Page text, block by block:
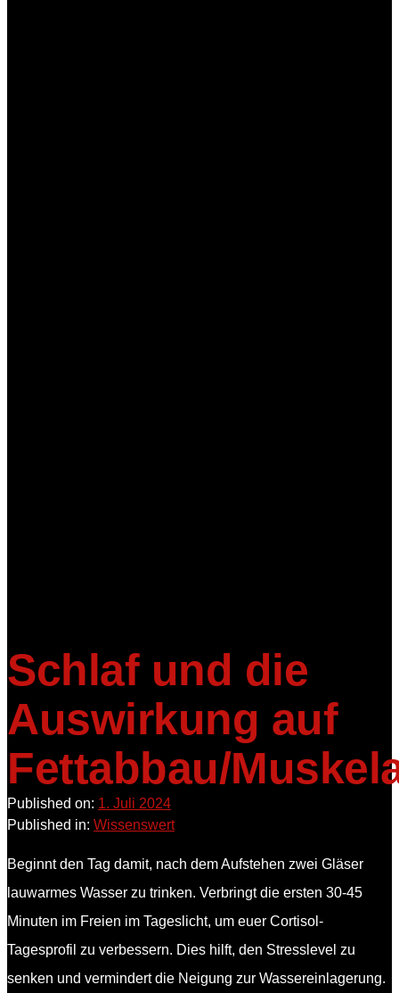
Schlaf und die
Auswirkung auf
Fettabbau/
Published on: 1. Juli 2024
Published in: Wissenswert
Beginnt den Tag damit, nach dem Aufstehen zwei Gläser
lauwarmes Wasser zu trinken. Verbringt die ersten 30-45
Minuten im Freien im Tageslicht, um euer Cortisol-
Tagesprofil zu verbessern. Dies hilft, den Stresslevel zu
senken und vermindert die Neigung zur Wassereinlagerung.